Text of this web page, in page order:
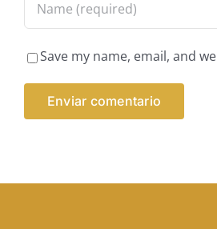
Save my name, email, and